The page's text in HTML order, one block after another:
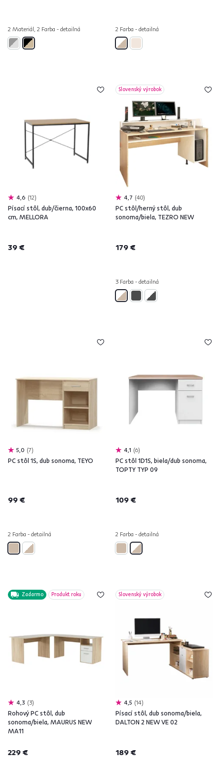
2 Materiál, 2 Farba - detailná 2 Farba - detailná
4,6 12
Písací stôl, dub/čierna, 100x60
cm, MELLORA
39 €
Slovenský výrobok
4,7 40
PC stôl/herný stôl, dub
sonoma/biela, TEZRO NEW
179 €
3 Farba - detailná
5,0 7
PC stôl 1S, dub sonoma, TEYO
99 €
2 Farba - detailná
4,1 6
PC stôl 1D1S, biela/dub sonoma,
TOPTY TYP 09
109 €
2 Farba - detailná
Zadarmo Produkt roku
4,3 3
Rohový PC stôl, dub
sonoma/biela, MAURUS NEW
MA11
229 €
Slovenský výrobok
4,5 14
Písací stôl, dub sonoma/biela,
DALTON 2 NEW VE 02
189 €